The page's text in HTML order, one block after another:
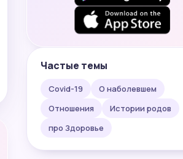
Частые темы
Covid-19
О наболевшем
Отношения
Истории родов
про Здоровье